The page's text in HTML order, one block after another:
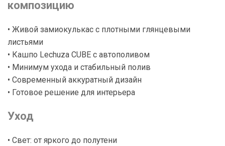
композицию
• Живой замиокулькас с плотными глянцевыми
листьями
• Кашпо Lechuza CUBE с автополивом
• Минимум ухода и стабильный полив
• Современный аккуратный дизайн
• Готовое решение для интерьера
Уход
• Свет: от яркого до полутени